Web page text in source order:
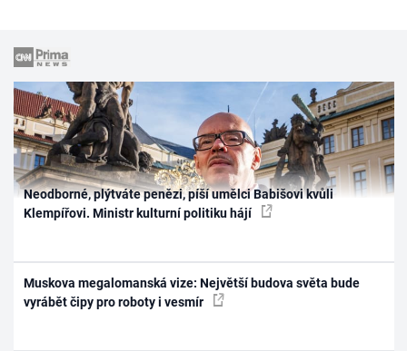
Neodborné, plýtváte penězi, píší umělci Babišovi kvůli
Klempířovi. Ministr kulturní politiku hájí
Muskova megalomanská vize: Největší budova světa bude
vyrábět čipy pro roboty i vesmír